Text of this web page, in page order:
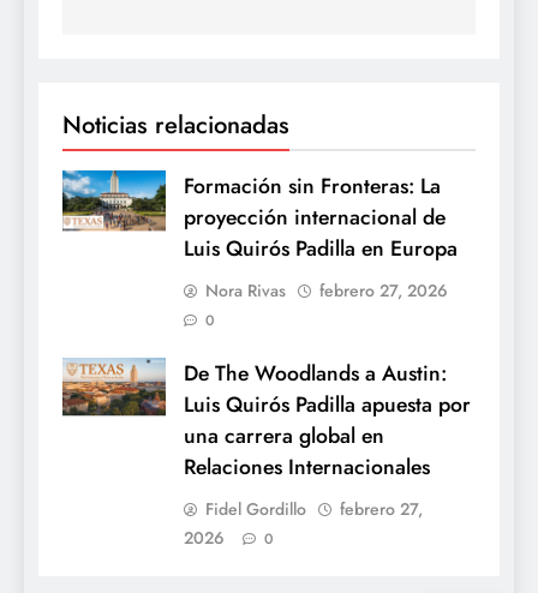
Noticias relacionadas
Formación sin Fronteras: La
proyección internacional de
Luis Quirós Padilla en Europa
Nora Rivas febrero 27, 2026
0
De The Woodlands a Austin:
Luis Quirós Padilla apuesta por
una carrera global en
Relaciones Internacionales
Fidel Gordillo
febrero 27,
2026
0